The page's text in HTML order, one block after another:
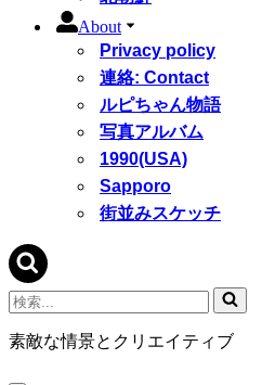
About
Privacy policy
連絡: Contact
ルピちゃん物語
写真アルバム
1990(USA)
Sapporo
街並みスケッチ
検
索...
素敵な情景とクリエイティブ